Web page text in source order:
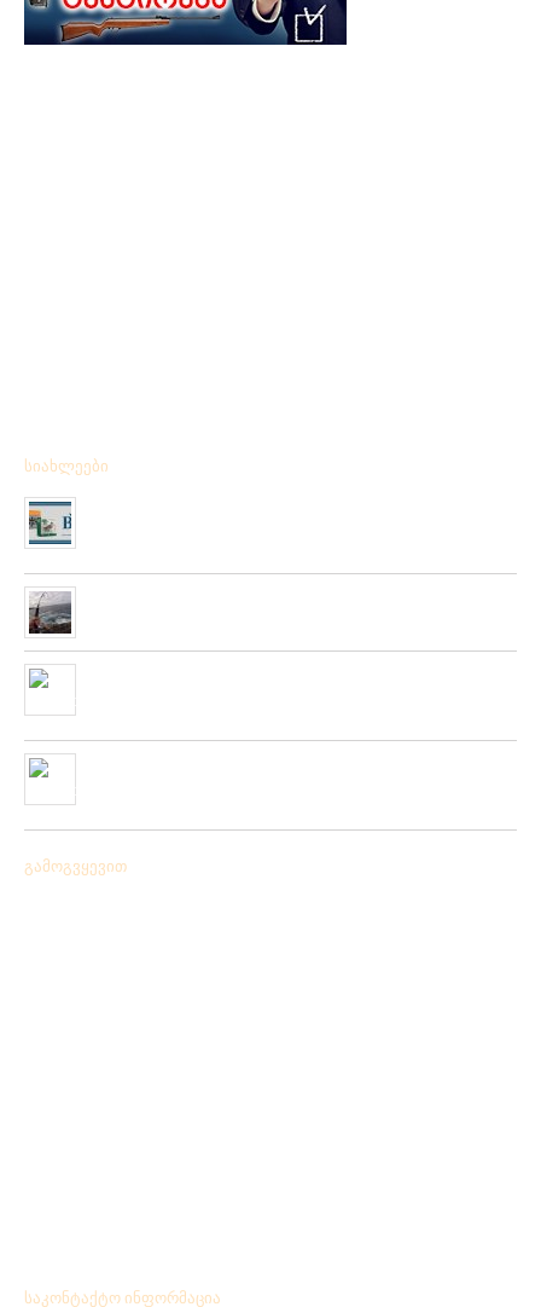
სიახლეები
გამოგვყევით
საკონტაქტო ინფორმაცია